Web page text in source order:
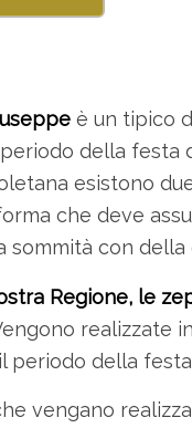
è un tipico
della festa
esistono
che deve
sommità con
Regione, le
realizzate
periodo della
vengano